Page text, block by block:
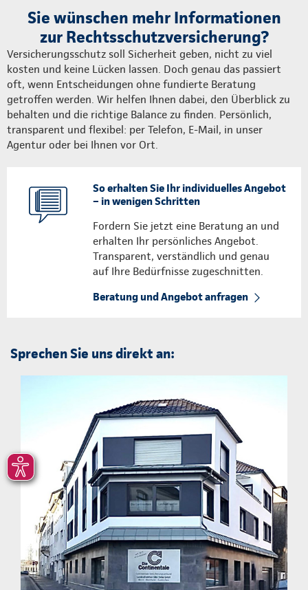
Sie wünschen mehr Informationen
zur Rechtsschutzversicherung?
Versicherungsschutz soll Sicherheit geben, nicht zu viel
kosten und keine Lücken lassen. Doch genau das passiert
oft, wenn Entscheidungen ohne fundierte Beratung
getroffen werden. Wir helfen Ihnen dabei, den Überblick zu
behalten und die richtige Balance zu finden. Persönlich,
transparent und flexibel: per Telefon, E-Mail, in unser
Agentur oder bei Ihnen vor Ort.
So erhalten Sie Ihr individuelles Angebot
– in wenigen Schritten
Fordern Sie jetzt eine Beratung an und
erhalten Ihr persönliches Angebot.
Transparent, verständlich und genau
auf Ihre Bedürfnisse zugeschnitten.
Beratung und Angebot anfragen
Sprechen Sie uns direkt an: